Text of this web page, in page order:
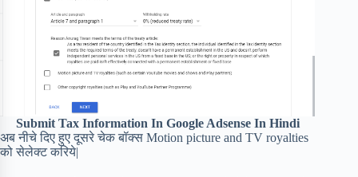
Submit Tax Information In Google Adsense In Hindi
अब नीचे दिए हुए दूसरे चेक बॉक्स Motion picture and TV royalties
को सेलेक्ट करिये|